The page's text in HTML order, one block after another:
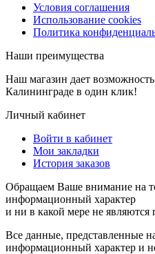
Условия соглашения
Использование cookies
Политика
Наши преимущества
Наш магазин дает возможность
Калининграде в один клик!
Личный кабинет
Войти в кабинет
Мои закладки
История заказов
Обращаем Ваше внимание на
информационный характер
и ни в какой мере не являются
Все данные, представленные
информационный характер и